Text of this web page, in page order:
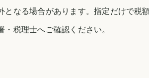
なる場合があります。指定だけで税
税理士へご確認ください。